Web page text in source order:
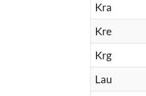
Kra
Kre
Krg
Lau